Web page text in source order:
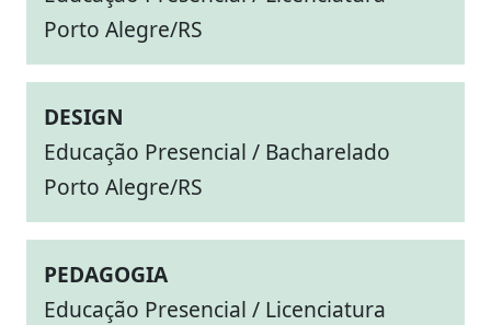
Porto Alegre/RS
DESIGN
Educação Presencial / Bacharelado
Porto Alegre/RS
PEDAGOGIA
Educação Presencial / Licenciatura